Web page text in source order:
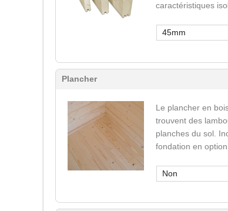
caractéristiques
45mm
Plancher
Le plancher en
trouvent des
planches du sol.
fondation en
Non